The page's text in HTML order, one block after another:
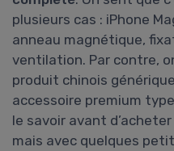
plusieurs cas : iPhone
anneau magnétique,
ventilation. Par contre,
produit chinois
accessoire premium
le savoir avant
mais avec quelques